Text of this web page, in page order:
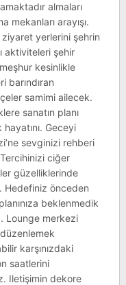
almaları
mekanları arayışı.
ziyaret yerlerini şehrin
aktiviteleri şehir
kesinlikle
barındıran
samimi ailecek.
sanatın planı
Geceyi
sevginizi rehberi
ciğer
güzelliklerinde
Hedefiniz önceden
beklenmedik
Lounge merkezi
karşınızdaki
saatlerini
Iletişimin dekore